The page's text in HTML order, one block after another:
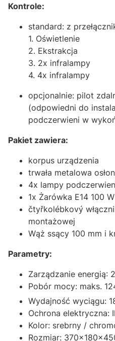
Kontrole:
standard: z
1. Oświetlenie
2. Ekstrakcja
3. 2x infralampy
4. 4x infralampy
opcjonalnie: pilot
(odpowiedni do
podczerwieni w
Pakiet zawiera:
korpus urządzenia
trwała metalowa
4x lampy
1x Żarówka E14 100 W
čtyřkolébkový
montażowej
Wąż ssący 100 mm i
Parametry:
Zarządzanie energią:
Pobór mocy: maks.
Wydajność wyciągu:
Ochrona elektryczna:
Kolor: srebrny /
Rozmiar: